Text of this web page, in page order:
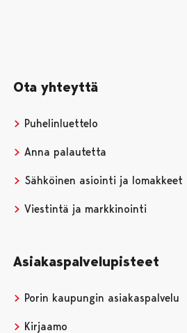
Ota yhteyttä
Puhelinluettelo
Anna palautetta
Sähköinen asiointi ja lomakkeet
Viestintä ja markkinointi
Asiakaspalvelupisteet
Porin kaupungin asiakaspalvelu
Kirjaamo